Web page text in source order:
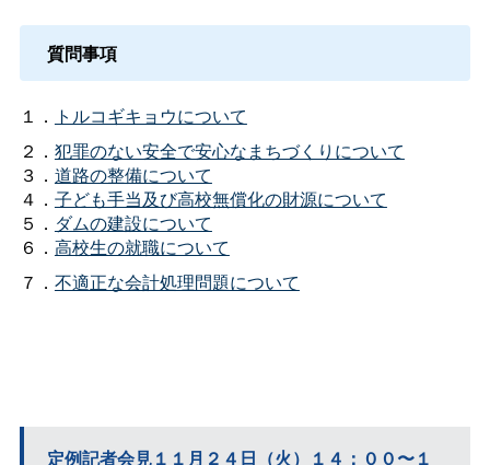
質問事項
１． トルコギキョウについて
２． 犯罪のない安全で安心なまちづくりについて
３． 道路の整備について
４． 子ども手当及び高校無償化の財源について
５． ダムの建設について
６． 高校生の就職について
７． 不適正な会計処理問題について
定例記者会見１１月２４日（火）１４：００〜１